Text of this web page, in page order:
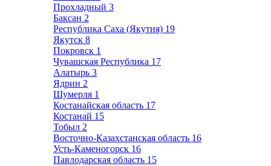
Прохладный 3
Баксан 2
Республика Саха (Якутия) 19
Якутск 8
Покровск 1
Чувашская Республика 17
Алатырь 3
Ядрин 2
Шумерля 1
Костанайская область 17
Костанай 15
Тобыл 2
Восточно-Казахстанская область 16
Усть-Каменогорск 16
Павлодарская область 15